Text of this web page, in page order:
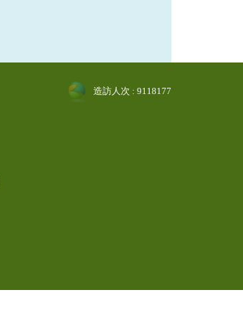
造訪人次 : 9118177